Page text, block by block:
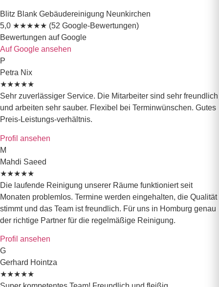
Blitz Blank Gebäudereinigung Neunkirchen
5,0 ★★★★★ (52 Google-Bewertungen)
Bewertungen auf Google
Auf Google ansehen
P
Petra Nix
★★★★★
Sehr zuverlässiger Service. Die Mitarbeiter sind sehr freundlich
und arbeiten sehr sauber. Flexibel bei Terminwünschen. Gutes
Preis-Leistungs-verhältnis.
Profil ansehen
M
Mahdi Saeed
★★★★★
Die laufende Reinigung unserer Räume funktioniert seit
Monaten problemlos. Termine werden eingehalten, die Qualität
stimmt und das Team ist freundlich. Für uns in Homburg genau
der richtige Partner für die regelmäßige Reinigung.
Profil ansehen
G
Gerhard Hointza
★★★★★